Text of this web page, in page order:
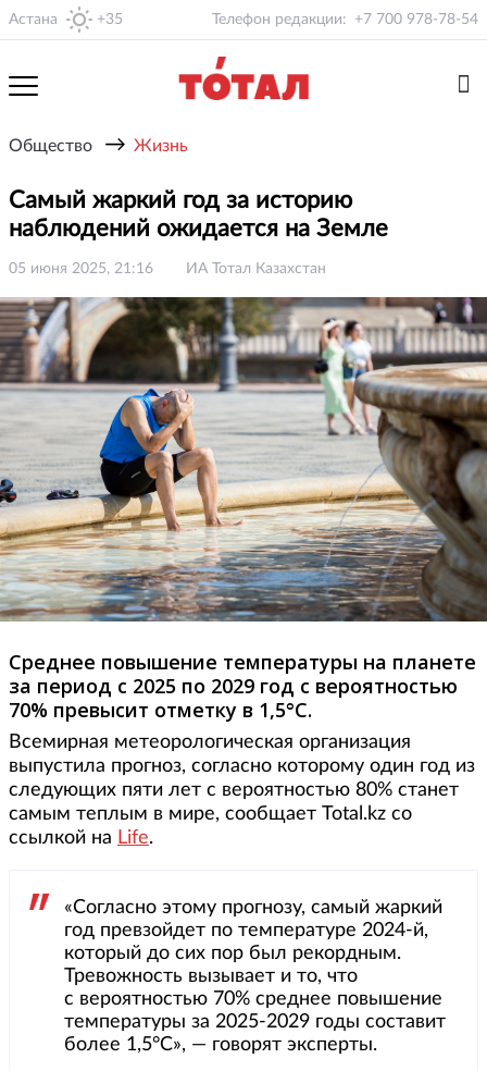
Астана +35 Телефон редакции: +7 700 978-78-54
Общество → Жизнь
Самый жаркий год за историю
наблюдений ожидается на Земле
05 июня 2025, 21:16 ИА Тотал Казахстан
Среднее повышение температуры на планете
за период с 2025 по 2029 год с вероятностью
70% превысит отметку в 1,5°С.
Всемирная метеорологическая организация
выпустила прогноз, согласно которому один год из
следующих пяти лет с вероятностью 80% станет
самым теплым в мире, сообщает Total.kz со
ссылкой на Life.
«Согласно этому прогнозу, самый жаркий
год превзойдет по температуре 2024-й,
который до сих пор был рекордным.
Тревожность вызывает и то, что
с вероятностью 70% среднее повышение
температуры за 2025-2029 годы составит
более 1,5°С», — говорят эксперты.